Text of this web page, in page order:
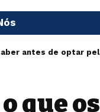
optar pela cirurgia plástica?
que os